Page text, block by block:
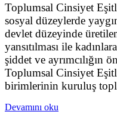
Toplumsal Cinsiyet
sosyal düzeylerde
devlet düzeyinde
yansıtılması ile
şiddet ve ayrımcılığın
Toplumsal Cinsiyet
birimlerinin kuruluş
Devamını oku